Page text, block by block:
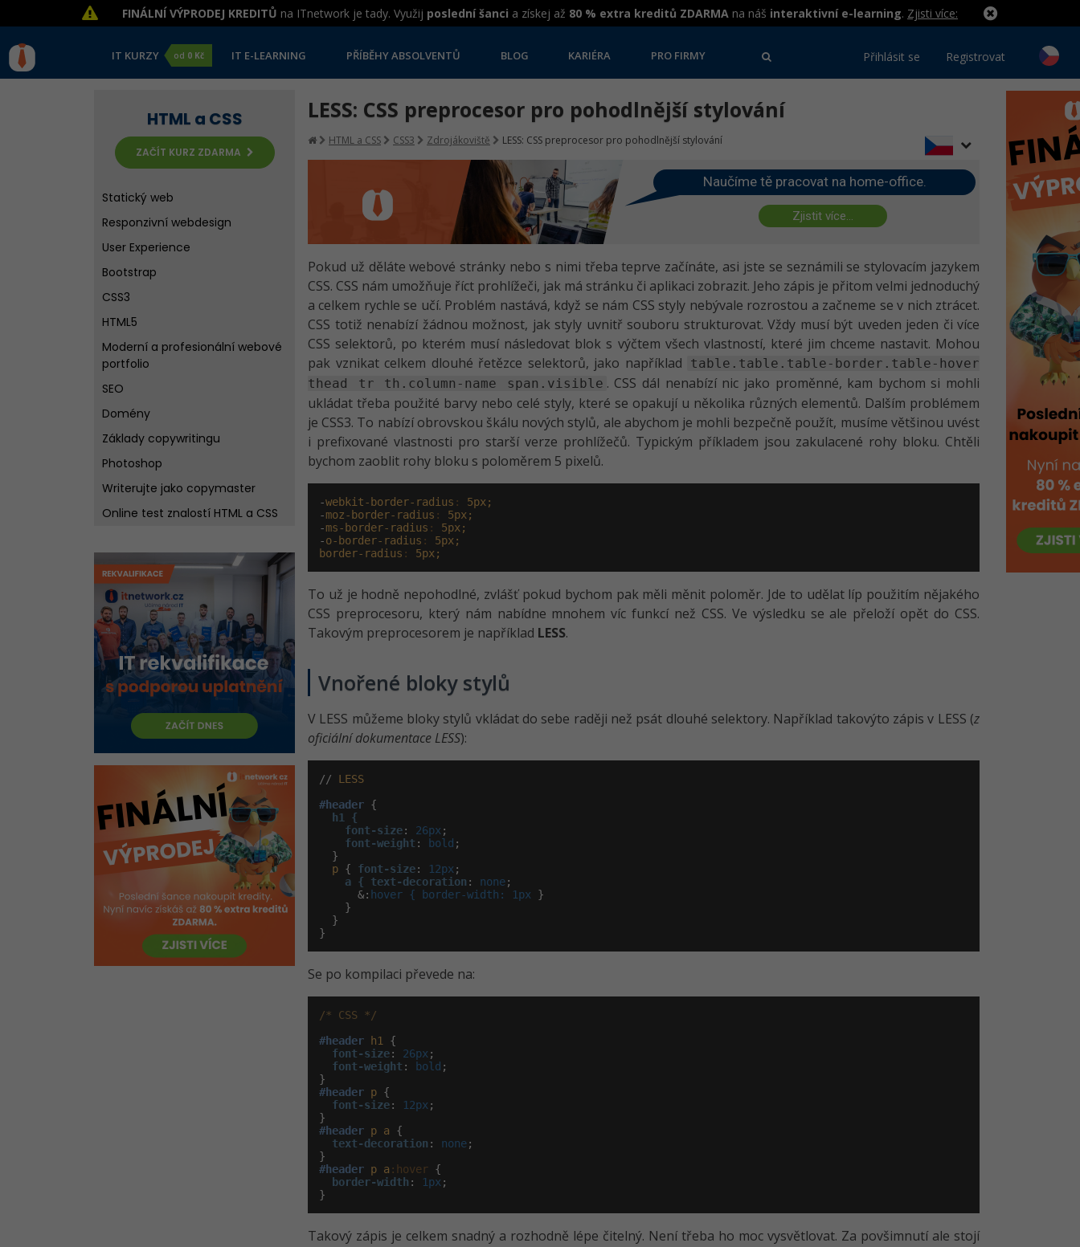
FINÁLNÍ VÝPRODEJ KREDITŮ na ITnetwork je tady. Využij poslední šanci a získej až 80 % extra kreditů ZDARMA na náš interaktivní e-learning. Zjisti více:
IT KURZY od 0 Kč IT E-LEARNING PŘÍBĚHY ABSOLVENTŮ BLOG KARIÉRA PRO FIRMY Přihlásit se Registrovat
HTML a CSS
ZAČÍT KURZ ZDARMA
Statický web
Responzivní webdesign
User Experience
Bootstrap
CSS3
HTML5
Moderní a profesionální webové
portfolio
SEO
Domény
Základy copywritingu
Photoshop
Writerujte jako copymaster
Online test znalostí HTML a CSS
LESS: CSS preprocesor pro pohodlnější stylování
HTML a CSS CSS3 Zdrojákoviště LESS: CSS preprocesor pro pohodlnější stylování
Naučíme tě pracovat na home-office.
Zjistit více...
Pokud už děláte webové stránky nebo s nimi třeba teprve začínáte, asi jste se seznámili se stylovacím jazykem
CSS. CSS nám umožňuje říct prohlížeči, jak má stránku či aplikaci zobrazit. Jeho zápis je přitom velmi jednoduchý
a celkem rychle se učí. Problém nastává, když se nám CSS styly nebývale rozrostou a začneme se v nich ztrácet.
CSS totiž nenabízí žádnou možnost, jak styly uvnitř souboru strukturovat. Vždy musí být uveden jeden či více
CSS selektorů, po kterém musí následovat blok s výčtem všech vlastností, které jim chceme nastavit. Mohou
pak vznikat celkem dlouhé řetězce selektorů, jako například
table.table.table-border.table-hover
thead tr th.column-name span.visible . CSS dál nenabízí nic jako proměnné, kam bychom si mohli
ukládat třeba použité barvy nebo celé styly, které se opakují u několika různých elementů. Dalším problémem
je CSS3. To nabízí obrovskou škálu nových stylů, ale abychom je mohli bezpečně použít, musíme většinou uvést
i prefixované vlastnosti pro starší verze prohlížečů. Typickým příkladem jsou zakulacené rohy bloku. Chtěli
bychom zaoblit rohy bloku s poloměrem 5 pixelů.
-webkit-border-radius :
5px;
-moz-border-radius :
5px;
-ms-border-radius :
5px;
-o-border-radius :
5px;
border-radius : 5px;
To už je hodně nepohodlné, zvlášť pokud bychom pak měli měnit poloměr. Jde to udělat líp použitím nějakého
CSS preprocesoru, který nám nabídne mnohem víc funkcí než CSS. Ve výsledku se ale přeloží opět do CSS.
Takovým preprocesorem je například LESS.
Vnořené bloky stylů
V LESS můžeme bloky stylů vkládat do sebe raději než psát dlouhé selektory. Například takovýto zápis v LESS (z
oficiální dokumentace LESS):
// LESS
#header {
h1 {
    font-size
: 26px ;
font-weight : bold ;
  }
p { font-size: 12px ;
a { text-decoration : none;
      &:
hover { border-width: 1px }
    }
  }
}
Se po kompilaci převede na:
/* CSS */
#header
h1
{
font-size: 26px ;
font-weight : bold ;
#header p {
font-size: 12px ;
#header p a {
text-decoration : none;
#header p a :hover {
border-width : 1px ;
}
Takový zápis je celkem snadný a rozhodně lépe čitelný. Není třeba ho moc vysvětlovat. Za povšimnutí ale stojí